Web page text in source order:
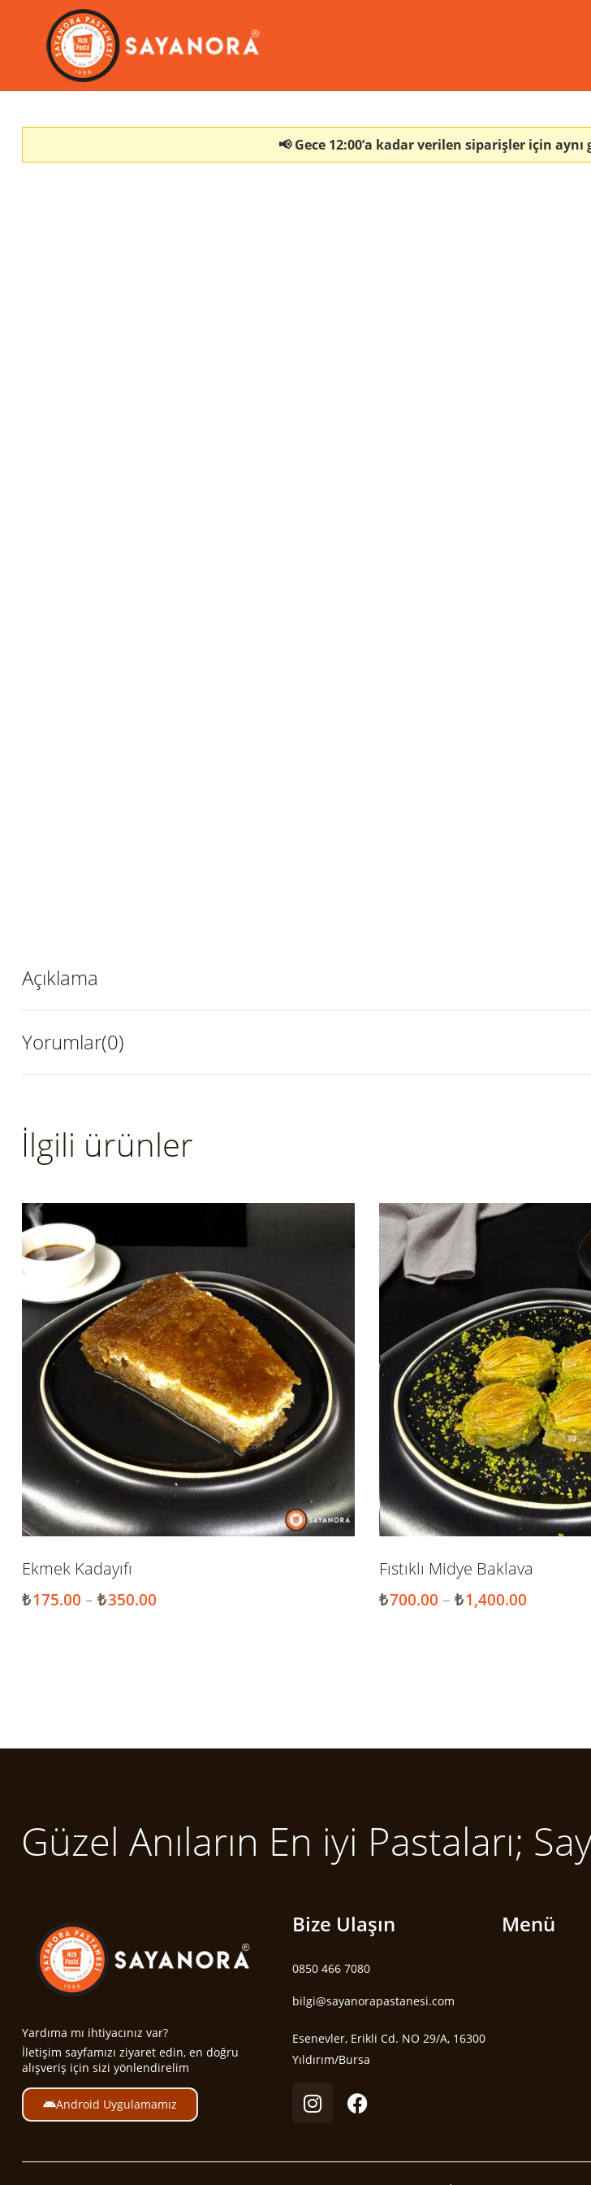
📢 Gece 12:00’a kadar verilen siparişler için
Açıklama
Yorumlar(0)
İlgili ürünler
Ekmek Kadayıfı
₺175.00 – ₺350.00
Fıstıklı Midye Baklava
₺700.00 – ₺1,400.00
Güzel Anıların En iyi Pastaları;
Yardıma mı ihtiyacınız var?
İletişim sayfamızı ziyaret edin, en doğru
alışveriş için sizi yönlendirelim
Android Uygulamamız
Bize Ulaşın
0850 466 7080
bilgi@sayanorapastanesi.com
Esenevler, Erikli Cd. NO 29/A, 16300
Yıldırım/Bursa
Menü